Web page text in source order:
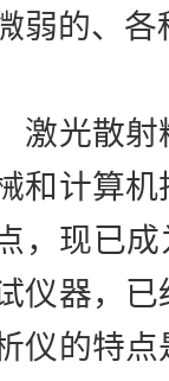
弱的、
光散射粒
和计算
，现已
仪器，
仪的特